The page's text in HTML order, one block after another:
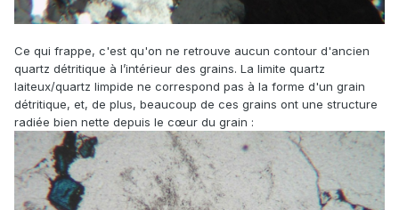
Ce qui frappe, c'est qu'on ne retrouve aucun contour d'ancien
quartz détritique à l’intérieur des grains. La limite quartz
laiteux/quartz limpide ne correspond pas à la forme d'un grain
détritique, et, de plus, beaucoup de ces grains ont une structure
radiée bien nette depuis le cœur du grain :